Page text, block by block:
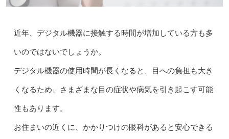
近年、デジタル機器に接触する時間が増加している方も多
いのではないでしょうか。
デジタル機器の使用時間が長くなると、目への負担も大き
くなるため、さまざまな目の症状や病気を引き起こす可能
性もあります。
お住まいの近くに、かかりつけの眼科があると安心できる